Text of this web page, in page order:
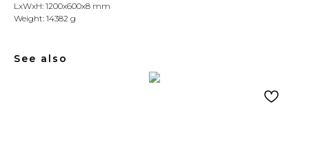
LxWxH: 1200x600x8 mm
Weight: 14382 g
See also